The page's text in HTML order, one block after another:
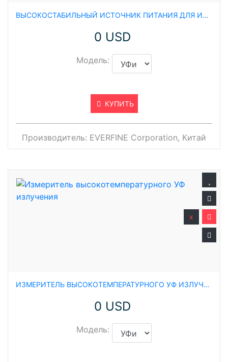
ВЫСОКОСТАБИЛЬНЫЙ ИСТОЧНИК ПИТАНИЯ ДЛЯ ИСТОЧНИКА СТАНДАРТНОГО УЛЬТРАФИОЛЕТОВОГО ИЗЛУЧЕНИЯ
0 USD
Модель:
КУПИТЬ
Производитель: EVERFINE Corporation, Китай
ИЗМЕРИТЕЛЬ ВЫСОКОТЕМПЕРАТУРНОГО УФ ИЗЛУЧЕНИЯ
0 USD
Модель:
x